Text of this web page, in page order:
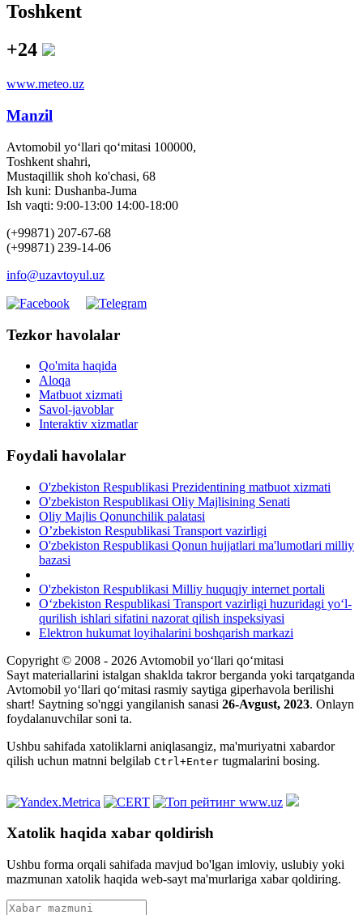
Toshkent
+24
www.meteo.uz
Manzil
Avtomobil yo‘llari qo‘mitasi 100000,
Toshkent shahri,
Mustaqillik shoh ko'chasi, 68
Ish kuni: Dushanba-Juma
Ish vaqti: 9:00-13:00 14:00-18:00
(+99871) 207-67-68
(+99871) 239-14-06
info@uzavtoyul.uz
Tezkor havolalar
Qo'mita haqida
Aloqa
Matbuot xizmati
Savol-javoblar
Interaktiv xizmatlar
Foydali havolalar
O'zbekiston Respublikasi Prezidentining matbuot xizmati
O'zbekiston Respublikasi Oliy Majlisining Senati
Oliy Majlis Qonunchilik palatasi
O’zbekiston Respublikasi Transport vazirligi
O'zbekiston Respublikasi Qonun hujjatlari ma'lumotlari milliy
bazasi
O'zbekiston Respublikasi Milliy huquqiy internet portali
O‘zbekiston Respublikasi Transport vazirligi huzuridagi yo‘l-
qurilish ishlari sifatini nazorat qilish inspeksiyasi
Elektron hukumat loyihalarini boshqarish markazi
Copyright © 2008 - 2026 Avtomobil yo‘llari qo‘mitasi
Sayt materiallarini istalgan shaklda takror berganda yoki tarqatganda
Avtomobil yo‘llari qo‘mitasi rasmiy saytiga giperhavola berilishi
shart! Saytning so'nggi yangilanish sanasi 26-Avgust, 2023. Onlayn
foydalanuvchilar soni ta.
Ushbu sahifada xatoliklarni aniqlasangiz, ma'muriyatni xabardor
qilish uchun matnni belgilab Ctrl+Enter tugmalarini bosing.
Xatolik haqida xabar qoldirish
Ushbu forma orqali sahifada mavjud bo'lgan imloviy, uslubiy yoki
mazmunan xatolik haqida web-sayt ma'murlariga xabar qoldiring.